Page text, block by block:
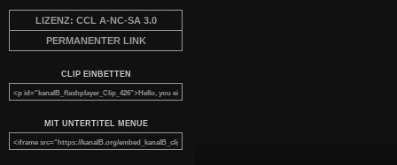
LIZENZ: CCL A-NC-SA 3.0
PERMANENTER LINK
CLIP EINBETTEN
MIT UNTERTITEL MENUE